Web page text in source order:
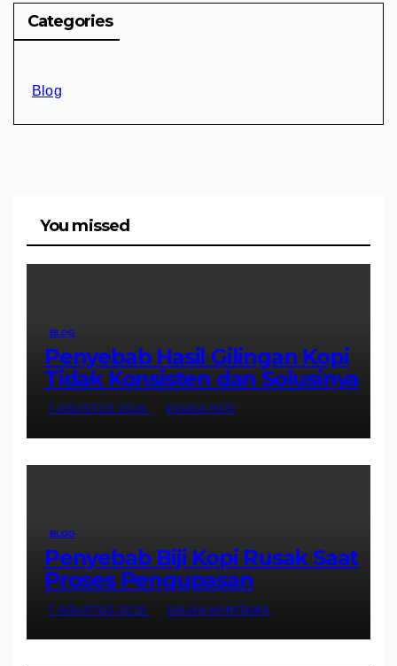
Categories
Blog
You missed
BLOG
Penyebab Hasil Gilingan Kopi
Tidak Konsisten dan Solusinya
7 AGUSTUS 2026 EVANA HATI
BLOG
Penyebab Biji Kopi Rusak Saat
Proses Pengupasan
7 AGUSTUS 2026 SALNA HARITAMA